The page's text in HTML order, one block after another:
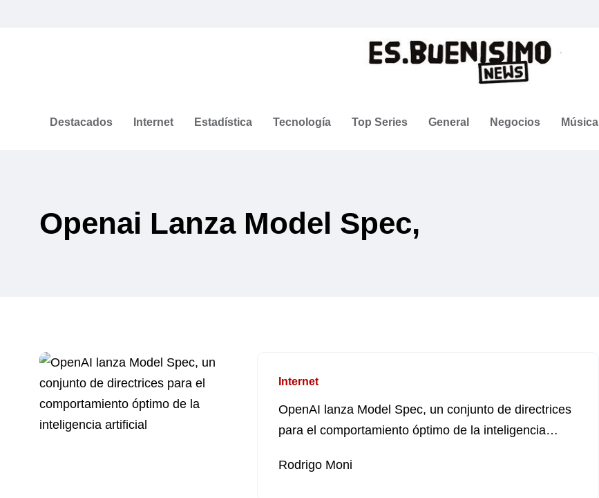
Destacados Internet Estadística Tecnología Top Series General Negocios Música
Openai Lanza Model Spec,
Internet
OpenAI lanza Model Spec, un conjunto de directrices
para el comportamiento óptimo de la inteligencia
Rodrigo Moni